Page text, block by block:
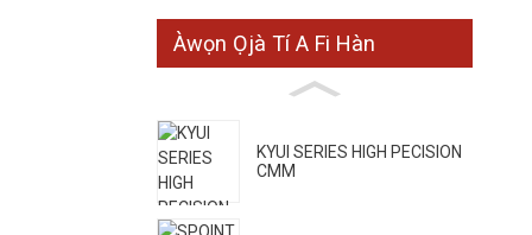
Àwọn Ọjà Tí A Fi Hàn
KYUI SERIES HIGH PECISION
CMM